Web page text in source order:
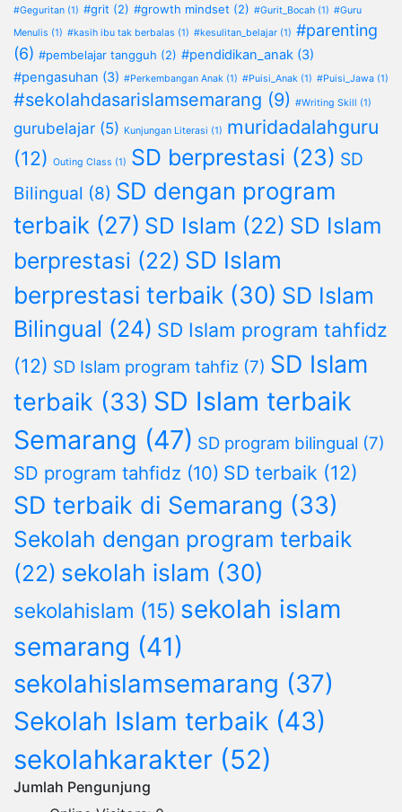
#Geguritan (1) #grit (2) #growth mindset (2) #Gurit_Bocah (1) #Guru
Menulis (1) #kasih ibu tak berbalas (1) #kesulitan_belajar (1) #parenting
(6) #pembelajar tangguh (2) #pendidikan_anak (3)
#pengasuhan (3) #Perkembangan Anak (1) #Puisi_Anak (1) #Puisi_Jawa (1)
#sekolahdasarislamsemarang (9) #Writing Skill (1)
gurubelajar (5) Kunjungan Literasi (1) muridadalahguru
(12) Outing Class (1) SD berprestasi (23) SD
Bilingual (8) SD dengan program
terbaik (27) SD Islam (22) SD Islam
berprestasi (22) SD Islam
berprestasi terbaik (30) SD Islam
Bilingual (24) SD Islam program tahfidz
(12) SD Islam program tahfiz (7) SD Islam
terbaik (33) SD Islam terbaik
Semarang (47) SD program bilingual (7)
SD program tahfidz (10) SD terbaik (12)
SD terbaik di Semarang (33)
Sekolah dengan program terbaik
(22) sekolah islam (30)
sekolahislam (15) sekolah islam
semarang (41)
sekolahislamsemarang (37)
Sekolah Islam terbaik (43)
sekolahkarakter (52)
Jumlah Pengunjung